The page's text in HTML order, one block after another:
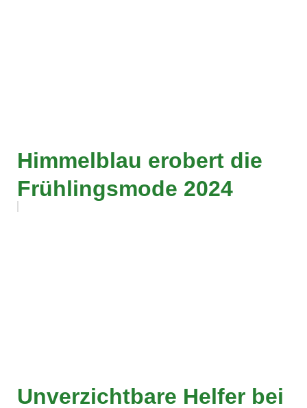
Himmelblau erobert die
Frühlingsmode 2024
Unverzichtbare Helfer bei